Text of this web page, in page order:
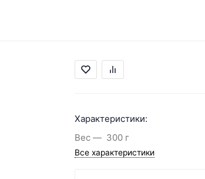
Характеристики:
Вес
300 г
Все характеристики